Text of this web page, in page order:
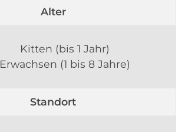
Alter
Kitten (bis 1 Jahr)
Erwachsen (1 bis 8 Jahre)
Standort